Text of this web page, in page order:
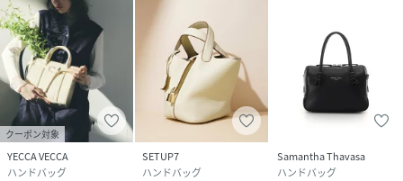
クーポン対象
YECCA VECCA
ハンドバッグ
SETUP7
ハンドバッグ
Samantha Thavasa
ハンドバッグ